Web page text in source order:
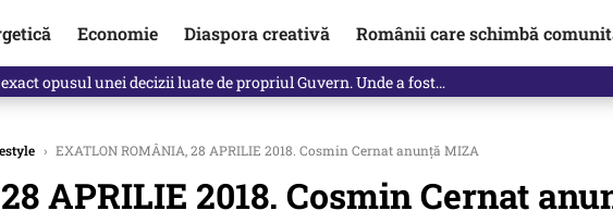
Economie Diaspora creativă Românii care schimbă
de o colegă. Povestea pilotului militar dincolo de…
› EXATLON ROMÂNIA, 28 APRILIE 2018. Cosmin Cernat anunță MIZA
APRILIE 2018. Cosmin Cernat